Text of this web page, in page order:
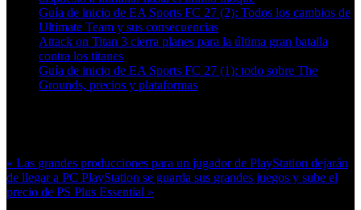
Guía de inicio de EA Sports FC 27 (2): Todos los cambios de
Ultimate Team y sus consecuencias
Attack on Titan 3 cierra planes para la última gran batalla
contra los titanes
Guía de inicio de EA Sports FC 27 (1): todo sobre The
Grounds, precios y plataformas
« Las grandes producciones para un jugador de PlayStation dejarán
de llegar a PC PlayStation se guarda sus grandes juegos y sube el
precio de PS Plus Essential »